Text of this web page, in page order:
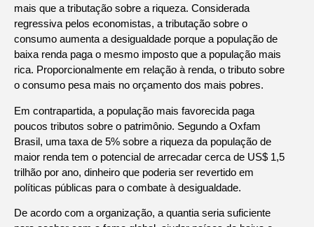
mais que a tributação sobre a riqueza. Considerada
regressiva pelos economistas, a tributação sobre o
consumo aumenta a desigualdade porque a população de
baixa renda paga o mesmo imposto que a população mais
rica. Proporcionalmente em relação à renda, o tributo sobre
o consumo pesa mais no orçamento dos mais pobres.
Em contrapartida, a população mais favorecida paga
poucos tributos sobre o patrimônio. Segundo a Oxfam
Brasil, uma taxa de 5% sobre a riqueza da população de
maior renda tem o potencial de arrecadar cerca de US$ 1,5
trilhão por ano, dinheiro que poderia ser revertido em
políticas públicas para o combate à desigualdade.
De acordo com a organização, a quantia seria suficiente